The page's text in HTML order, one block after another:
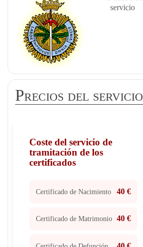
servicio
Precios del servicio
Coste del servicio de
tramitación de los
certificados
Certificado de Nacimiento 40 €
Certificado de Matrimonio 40 €